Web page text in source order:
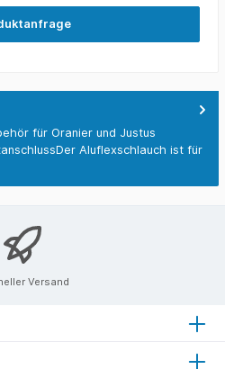
für Oranier und Justus
Aluflexschlauch ist für
Versand